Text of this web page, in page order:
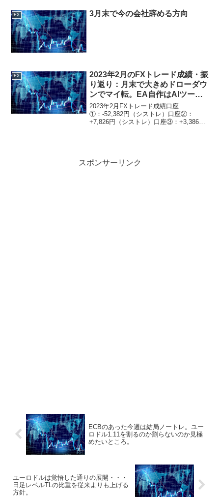
FX 3月末で今の会社辞める方向
FX
2023年2月のFXトレード成績・振
り返り：月末で大きめドローダウ
ンでマイ転。EA自作はAIツール
で？？？
2023年2月FXトレード成績口座
①：-52,382円（シストレ）口座②：
+7,826円（シストレ）口座③：+3,386円
スポンサーリンク
ECBのあった今週は結局ノートレ。ユー
ロドル1.11を割るのか割らないのか見極
めたいところ。
ユーロドルは覚悟した通りの展開・・・
日足レベルTLの比重を従来よりも上げる
方針。